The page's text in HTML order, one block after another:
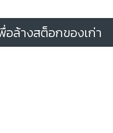
อล้างสต็อกของเก่า